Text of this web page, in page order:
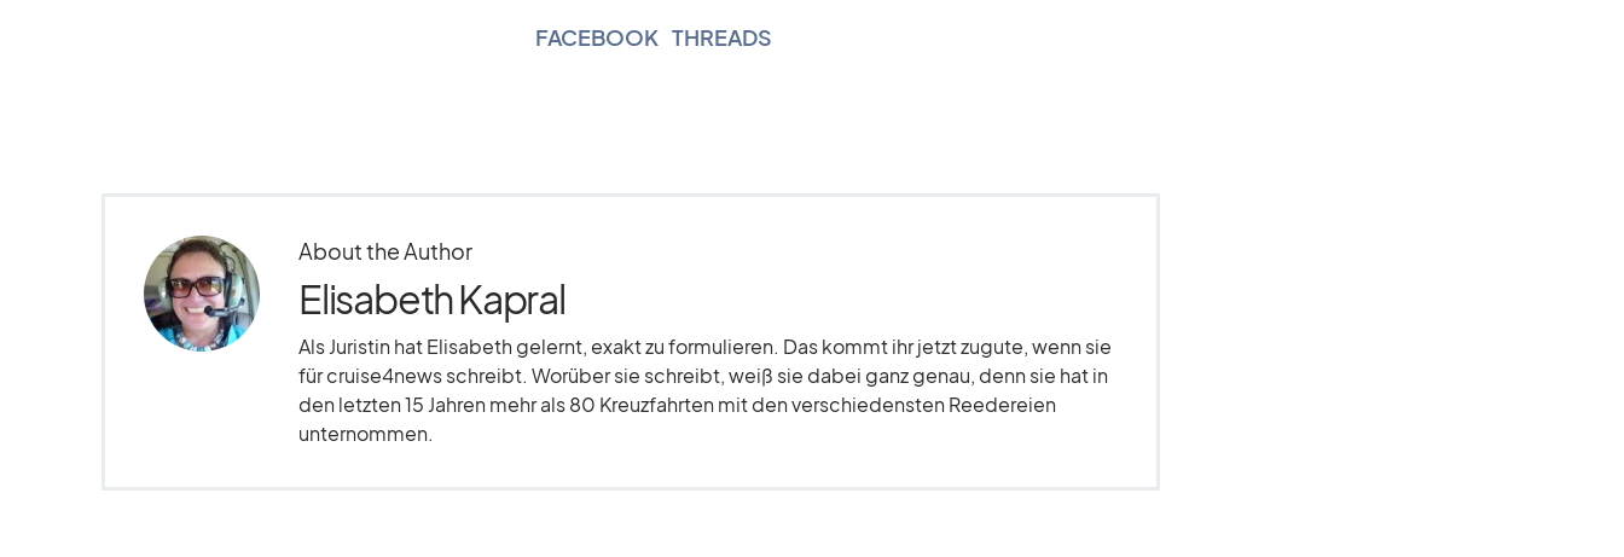
FACEBOOK |THREADS
About the Author
Elisabeth Kapral
Als Juristin hat Elisabeth gelernt, exakt zu formulieren. Das kommt ihr jetzt zugute, wenn sie
für cruise4news schreibt. Worüber sie schreibt, weiß sie dabei ganz genau, denn sie hat in
den letzten 15 Jahren mehr als 80 Kreuzfahrten mit den verschiedensten Reedereien
unternommen.